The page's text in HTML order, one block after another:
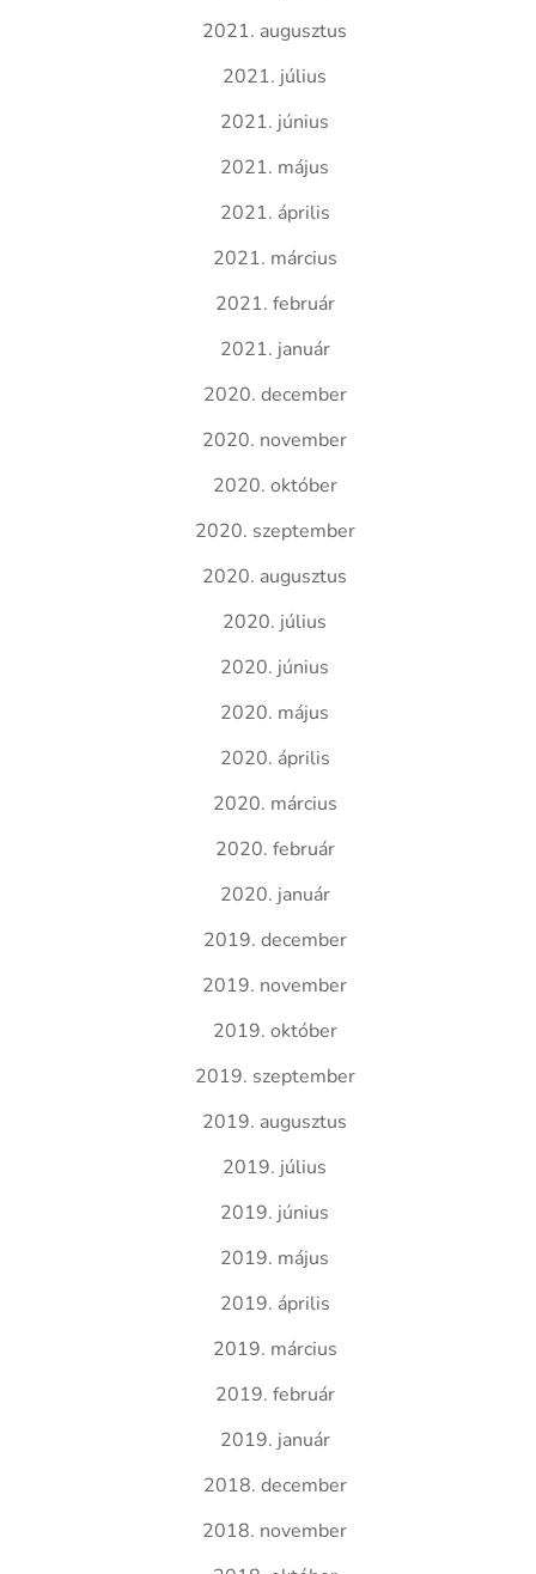
2021. augusztus
2021. július
2021. június
2021. május
2021. április
2021. március
2021. február
2021. január
2020. december
2020. november
2020. október
2020. szeptember
2020. augusztus
2020. július
2020. június
2020. május
2020. április
2020. március
2020. február
2020. január
2019. december
2019. november
2019. október
2019. szeptember
2019. augusztus
2019. július
2019. június
2019. május
2019. április
2019. március
2019. február
2019. január
2018. december
2018. november